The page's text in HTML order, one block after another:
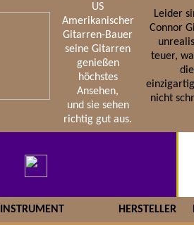
US
Amerikanischer
Gitarren-Bauer
seine Gitarren
genießen
höchstes
Ansehen,
und sie sehen
richtig gut aus.
Leider
Connor
teuer,
die
nicht
INSTRUMENT HERSTELLER